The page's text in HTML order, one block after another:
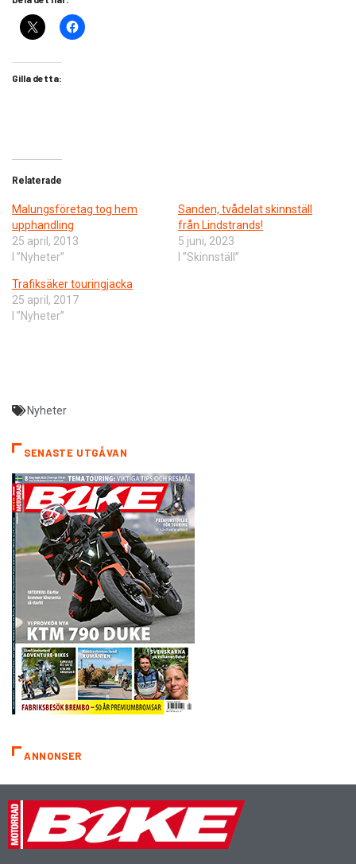
Gilla detta:
Relaterade
Malungsföretag tog hem
upphandling
25 april, 2013
I ”Nyheter”
Sanden, tvådelat skinnställ
från Lindstrands!
5 juni, 2023
I ”Skinnställ”
Trafiksäker touringjacka
25 april, 2017
I ”Nyheter”
Nyheter
SENASTE UTGÅVAN
ANNONSER